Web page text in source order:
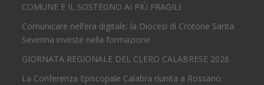
COMUNE E IL SOSTEGNO AI PIÙ FRAGILI
Comunicare nell’era digitale: la Diocesi di Crotone Santa
Severina investe nella formazione
GIORNATA REGIONALE DEL CLERO CALABRESE 2026
La Conferenza Episcopale Calabra riunita a Rossano: